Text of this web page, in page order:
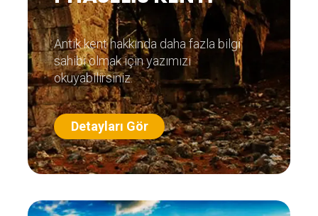
Antik kent hakkında daha fazla bilgi
sahibi olmak için yazımızı
okuyabilirsiniz.
Detayları Gör